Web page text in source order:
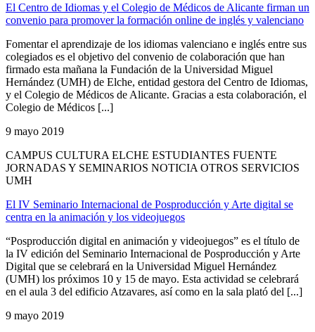
El Centro de Idiomas y el Colegio de Médicos de Alicante firman un
convenio para promover la formación online de inglés y valenciano
Fomentar el aprendizaje de los idiomas valenciano e inglés entre sus
colegiados es el objetivo del convenio de colaboración que han
firmado esta mañana la Fundación de la Universidad Miguel
Hernández (UMH) de Elche, entidad gestora del Centro de Idiomas,
y el Colegio de Médicos de Alicante. Gracias a esta colaboración, el
Colegio de Médicos [...]
9 mayo 2019
CAMPUS CULTURA ELCHE ESTUDIANTES FUENTE
JORNADAS Y SEMINARIOS NOTICIA OTROS SERVICIOS
UMH
El IV Seminario Internacional de Posproducción y Arte digital se
centra en la animación y los videojuegos
“Posproducción digital en animación y videojuegos” es el título de
la IV edición del Seminario Internacional de Posproducción y Arte
Digital que se celebrará en la Universidad Miguel Hernández
(UMH) los próximos 10 y 15 de mayo. Esta actividad se celebrará
en el aula 3 del edificio Atzavares, así como en la sala plató del [...]
9 mayo 2019